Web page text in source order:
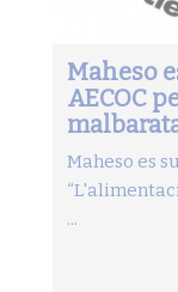
Maheso
AECOC
Maheso es
...